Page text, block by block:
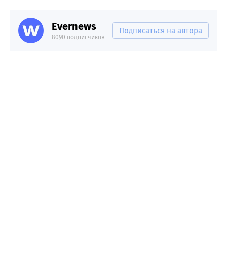
Evernews
8090 подписчиков
Подписаться на автора